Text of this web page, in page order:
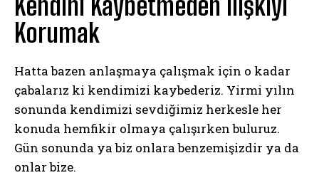
Korumak
Hatta bazen anlaşmaya çalışmak için o kadar
çabalarız ki kendimizi kaybederiz. Yirmi yılın
sonunda kendimizi sevdiğimiz herkesle her
konuda hemfikir olmaya çalışırken buluruz.
Gün sonunda ya biz onlara benzemişizdir ya da
onlar bize.